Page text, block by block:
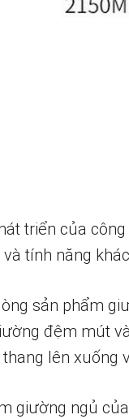
triển của
tính năng
sản phẩm
đệm mút
lên xuống
giường ngủ